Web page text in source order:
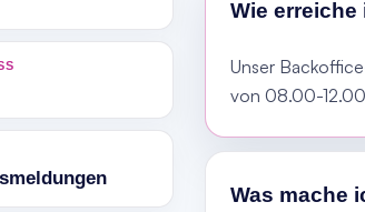
Wie
Unser
von 08.00-12.00
Was mache